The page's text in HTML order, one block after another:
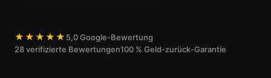
★★★★★ 5,0 Google-Bewertung
28 verifizierte Bewertungen100 % Geld-zurück-Garantie